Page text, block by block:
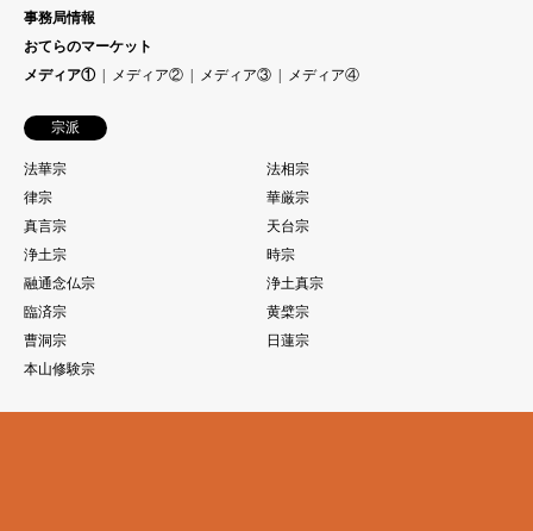
事務局情報
おてらのマーケット
メディア①
メディア② メディア③ メディア④
宗派
法華宗
法相宗
律宗
華厳宗
真言宗
天台宗
浄土宗
時宗
融通念仏宗
浄土真宗
臨済宗
黄檗宗
曹洞宗
日蓮宗
本山修験宗